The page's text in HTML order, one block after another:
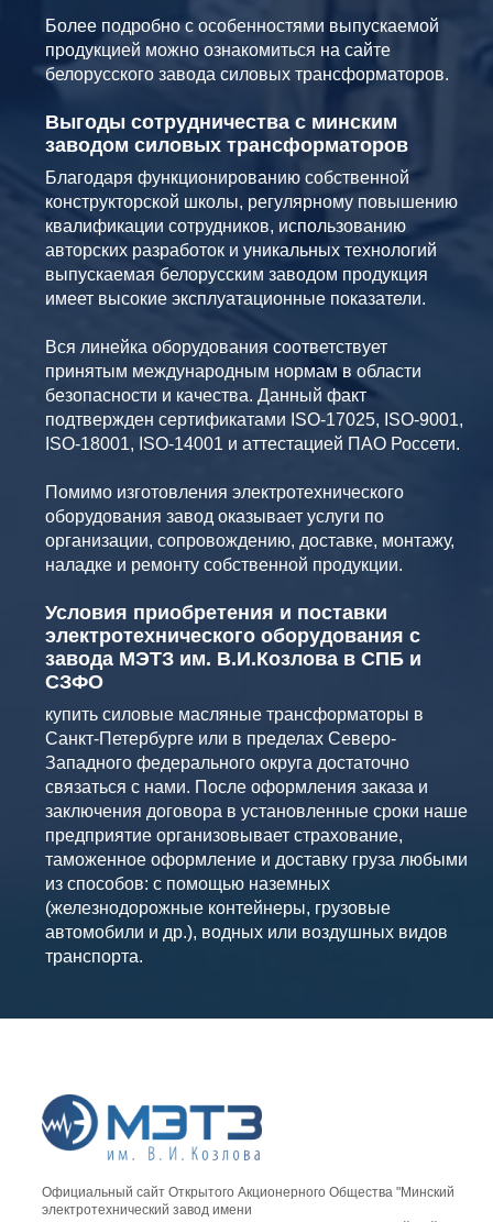
Более подробно с особенностями выпускаемой
продукцией можно ознакомиться на сайте
белорусского завода силовых трансформаторов.
Выгоды сотрудничества с минским
заводом силовых трансформаторов
Благодаря функционированию собственной
конструкторской школы, регулярному повышению
квалификации сотрудников, использованию
авторских разработок и уникальных технологий
выпускаемая белорусским заводом продукция
имеет высокие эксплуатационные показатели.
Вся линейка оборудования соответствует
принятым международным нормам в области
безопасности и качества. Данный факт
подтвержден сертификатами ISO-17025, ISO-9001,
ISO-18001, ISO-14001 и аттестацией ПАО Россети.
Помимо изготовления электротехнического
оборудования завод оказывает услуги по
организации, сопровождению, доставке, монтажу,
наладке и ремонту собственной продукции.
Условия приобретения и поставки
электротехнического оборудования с
завода МЭТЗ им. В.И.Козлова в СПБ и
СЗФО
купить силовые масляные трансформаторы в
Санкт-Петербурге или в пределах Северо-
Западного федерального округа достаточно
связаться с нами. После оформления заказа и
заключения договора в установленные сроки наше
предприятие организовывает страхование,
таможенное оформление и доставку груза любыми
из способов: с помощью наземных
(железнодорожные контейнеры, грузовые
автомобили и др.), водных или воздушных видов
транспорта.
Официальный сайт Открытого Акционерного Общества "Минский
электротехнический завод имени